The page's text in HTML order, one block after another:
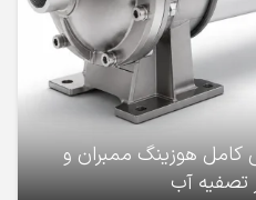
هوزینگ ممبران و
تصفیه آب